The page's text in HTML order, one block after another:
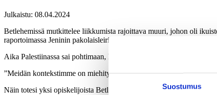
Suostumus
Julkaistu: 08.04.2024
Betlehemissä mutkittelee liikkumista rajoittava muuri, johon oli
raportoimassa Jeninin pakolaisleirillä Länsirannalla toukokuussa
Aika Palestiinassa sai pohtimaan, kuinka hyvin suomalainen media
”Meidän kontekstimme on miehitys.”
Näin totesi yksi opiskelijoista Betlehemin yliopiston kampuksella